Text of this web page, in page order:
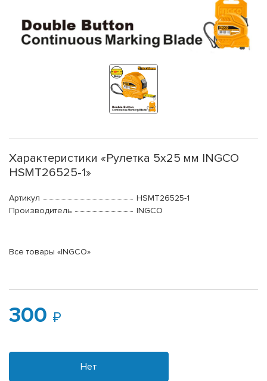
Характеристики «Рулетка 5х25 мм INGCO
HSMT26525-1»
Артикул
HSMT26525-1
Производитель
INGCO
Все товары «INGCO»
300
Нет